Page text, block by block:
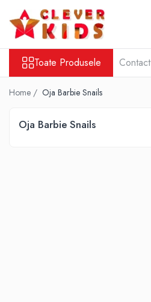
Toate Produsele
Copii
Termosuri pentru alimente
Sticla Aluminiu
Toate Produsele Contact
Home / Oja Barbie Snails
Oja Barbie Snails